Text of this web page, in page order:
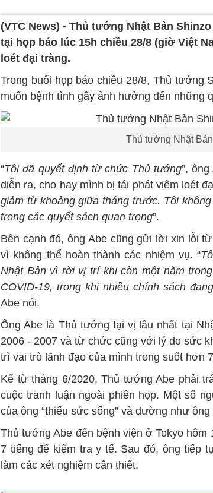
(VTC News) - Thủ tướng Nhật Bản
tại họp báo lúc 15h chiều 28/8 (giờ Việt
loét đại tràng.
Trong buổi họp báo chiều 28/8, Thủ tướng
muốn bệnh tình gây ảnh hưởng đến những
Thủ tướng Nhật
“Tôi đã quyết định từ chức Thủ tướng”,
diễn ra, cho hay mình bị tái phát viêm loét
giảm từ khoảng giữa tháng trước. Tôi
trong các quyết sách quan trọng”.
Bên cạnh đó, ông Abe cũng gửi lời xin lỗi
vì không thể hoàn thành các nhiệm vụ. “
Nhật Bản vì rời vị trí khi còn một năm
COVID-19, trong khi nhiều chính sách
Abe nói.
Ông Abe là Thủ tướng tại vị lâu nhất tại
2006 - 2007 và từ chức cũng với lý do sức
trì vai trò lãnh đạo của mình trong suốt hơn
Kể từ tháng 6/2020, Thủ tướng Abe phải
cuộc tranh luận ngoài phiên họp. Một số
của ông “thiếu sức sống” và dường như
Thủ tướng Abe đến bệnh viện ở Tokyo
7 tiếng để kiểm tra y tế. Sau đó, ông tiếp
làm các xét nghiệm cần thiết.